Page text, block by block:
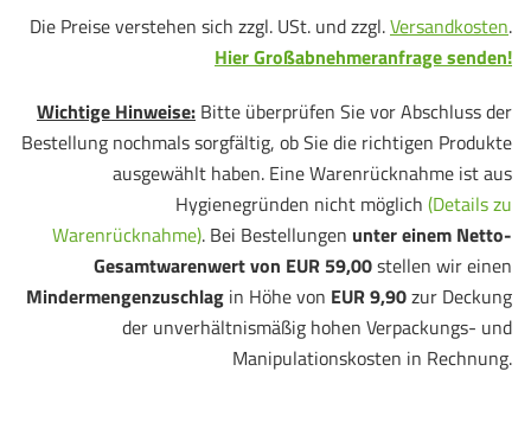
Die Preise verstehen sich zzgl. USt. und zzgl.Versandkosten.
Hier Großabnehmeranfrage senden!
Wichtige Hinweise: Bitte überprüfen Sie vor Abschluss der
Bestellung nochmals sorgfältig, ob Sie die richtigen Produkte
ausgewählt haben. Eine Warenrücknahme ist aus
Hygienegründen nicht möglich (Details zu
Warenrücknahme). Bei Bestellungen unter einem Netto-
Gesamtwarenwert von EUR 59,00stellen wir einen
Mindermengenzuschlag in Höhe von EUR 9,90zur Deckung
der unverhältnismäßig hohen Verpackungs- und
Manipulationskosten in Rechnung.